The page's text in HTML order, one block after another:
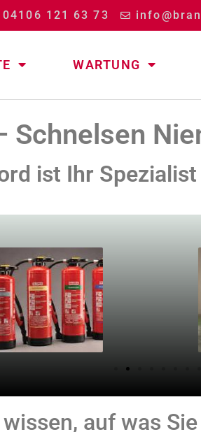
04106 121 63 73
WARTUNG
Schnelsen
ist Ihr
auf was